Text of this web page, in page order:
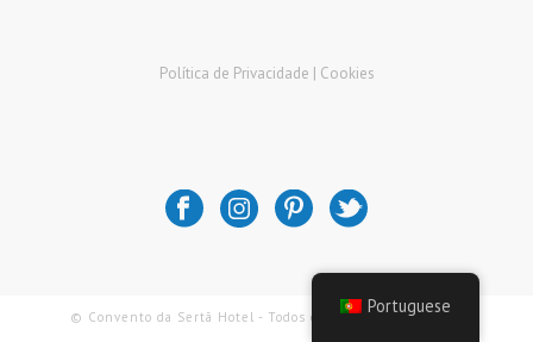
Política de Privacidade | Cookies
© Convento da Sertã Hotel - Todos os Direitos Reservados
Portuguese